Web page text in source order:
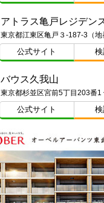
アトラス亀戸レジデン
東京都江東区亀戸３-187-3（地
公式サイト
バウス久我山
公式サイト